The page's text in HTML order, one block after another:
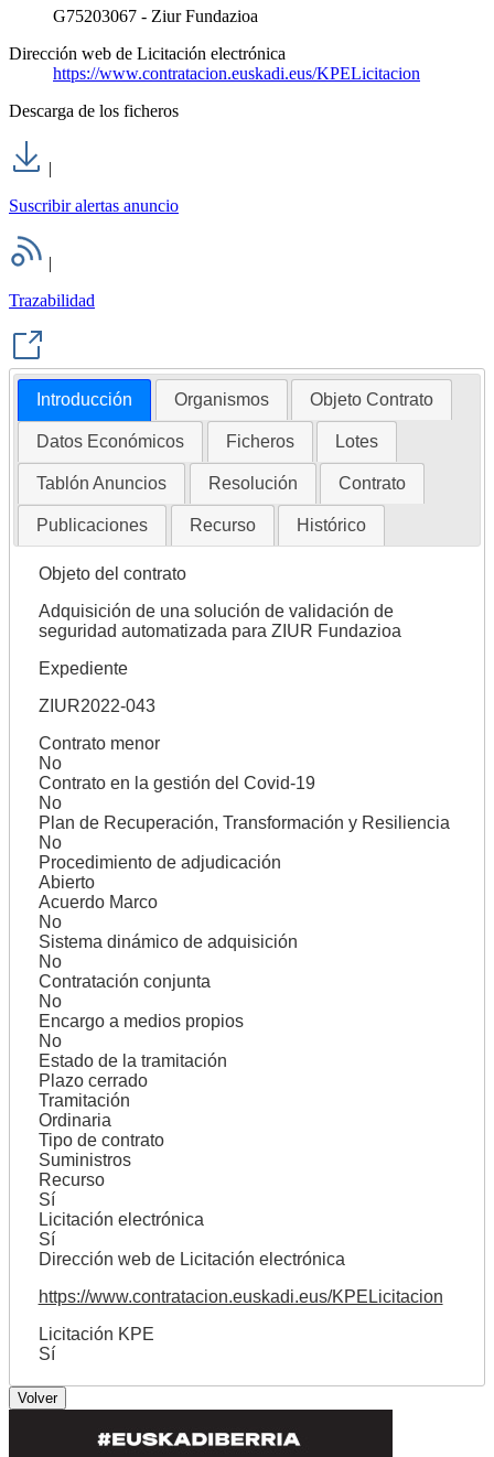
G75203067 - Ziur Fundazioa
Dirección web de Licitación electrónica
https://www.contratacion.euskadi.eus/KPELicitacion
Descarga de los ficheros
|
Suscribir alertas anuncio
|
Trazabilidad
Introducción Organismos Objeto Contrato
Datos Económicos Ficheros Lotes
Tablón Anuncios Resolución Contrato
Publicaciones Recurso Histórico
Objeto del contrato
Adquisición de una solución de validación de
seguridad automatizada para ZIUR Fundazioa
Expediente
ZIUR2022-043
Contrato menor
No
Contrato en la gestión del Covid-19
No
Plan de Recuperación, Transformación y Resiliencia
No
Procedimiento de adjudicación
Abierto
Acuerdo Marco
No
Sistema dinámico de adquisición
No
Contratación conjunta
No
Encargo a medios propios
No
Estado de la tramitación
Plazo cerrado
Tramitación
Ordinaria
Tipo de contrato
Suministros
Recurso
Sí
Licitación electrónica
Sí
Dirección web de Licitación electrónica
https://www.contratacion.euskadi.eus/KPELicitacion
Licitación KPE
Sí